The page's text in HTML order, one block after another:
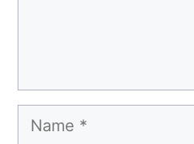
Name